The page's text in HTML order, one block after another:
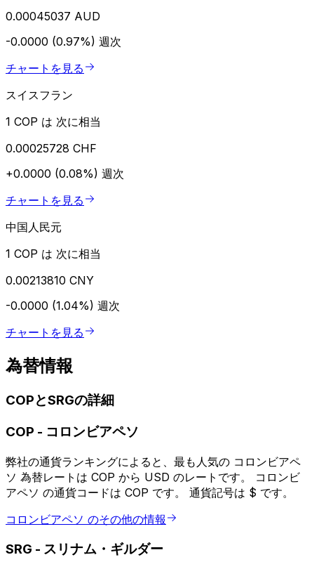
0.00045037 AUD
-0.0000 (0.97%) 週次
チャートを見る
スイスフラン
1 COP は 次に相当
0.00025728 CHF
+0.0000 (0.08%) 週次
チャートを見る
中国人民元
1 COP は 次に相当
0.00213810 CNY
-0.0000 (1.04%) 週次
チャートを見る
為替情報
COPとSRGの詳細
COP - コロンビアペソ
弊社の通貨ランキングによると、最も人気の コロンビアペ
ソ 為替レートは COP から USD のレートです。 コロンビ
アペソ の通貨コードは COP です。 通貨記号は $ です。
コロンビアペソ のその他の情報
SRG - スリナム・ギルダー